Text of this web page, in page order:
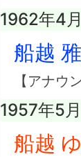
1962年4
船越
【アナウ
1957年5
船越